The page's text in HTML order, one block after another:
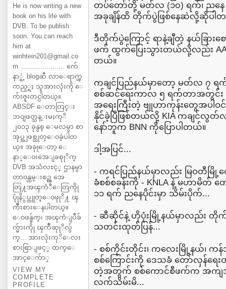
He is now writing a new
book on his life with
DVB. To be publish
soon. You can reach
him at
winhtein201@gmail.co
m ...................... က်ေ
နာ္ရဲ့ blogဆီ လာေရာက္ၾ
ကည့္ရႈ သူအားလုံးကို ေ
က်းဇူးတင္ပါတယ္။
ABSDF ေတာတြင္း
ဘ၀ျဖတ္သန္းမႈကုိ
၂၀၁၃ ခုနွစ္ ေမလမွာ စာ
အုပ္အျဖစ္ထုတ္ေ၀ခဲ့ပါတ
ယ္။ အခုုေတာ့ ေ
နာ္ေ၀းအေျခစုုိက္
DVB အသံလႊင့္ ဌာနမွာ
တာ၀န္ထမ္းစဥ္က အေ
တြ႔အၾကံဳေတြကိုု
ပုုံနိွပ္ထုုတ္ေ၀ဖုုိ႔ ၾ
ကိဳးစားေနပါတယ္။
ေ၀ဖန္ခ်က္၊ အၾကံျပဳခ်
က္မ်ားကိုု ၾကိဳဆုုိလ်ွ
က္... အားလုံးကုိေလး
စားစြာျဖင့္ ထက္ေ
အာင္ေက်ာ္
VIEW MY
COMPLETE
PROFILE
တပ်တော်တို့ မတ်လ (၁၀) ရက်၊ ညနေ (
အခုချိန်ထိ တိုက်ပွဲဖြစ်နေဆဲလို့ဆိုပါ
ဒီတိုက်ပွဲကြောင့် ရာနဲ့ချီတဲ့ နယ်ခြား
ဖက် ထွက်ပြေးသွားတယ်လို့လည်း AA
တယ်။
ကချင်ပြည်နယ်မှာတော့ မတ်လ ၇ ရ
စစ်ဆင်ရေးကာလ ၅ ရက်တာအတွင်း
အရေးကြီးတဲ့ ဗျုဟာကုန်းတွေအပါဝင်
နိုင်ခဲ့ပြီဖြစ်တယ်လို့ KIA ကချင်လွတ်လ
နော်ဘူက BNN ကိုပြောပါတယ်။
ဒါ့အပြင်...
- ကရင်ပြည်နယ်မှာလည်း မြဝတီမ
ခံစစ်စခန်းကို - KNLA နဲ့ မဟာမိတ်
၁၁ ရက် ညနေပိုင်းမှာ သိမ်းပိုက်...
- ဆီဆိုင်နဲ့ ဟိုပုံးမြို့နယ်မှာလည်း တိုက်
သတင်းထုတ်ပြန်...
- စစ်ကိုင်းတိုင်း၊ ကလေးမြို့နယ်၊ က
စစ်ကြောင်းကို ဒေသခံ တော်လှန်ရ
တဲ့အတွက် စစ်ကောင်စီဖက်က အကျအဆုံ
လက်သိမ်းမိ...